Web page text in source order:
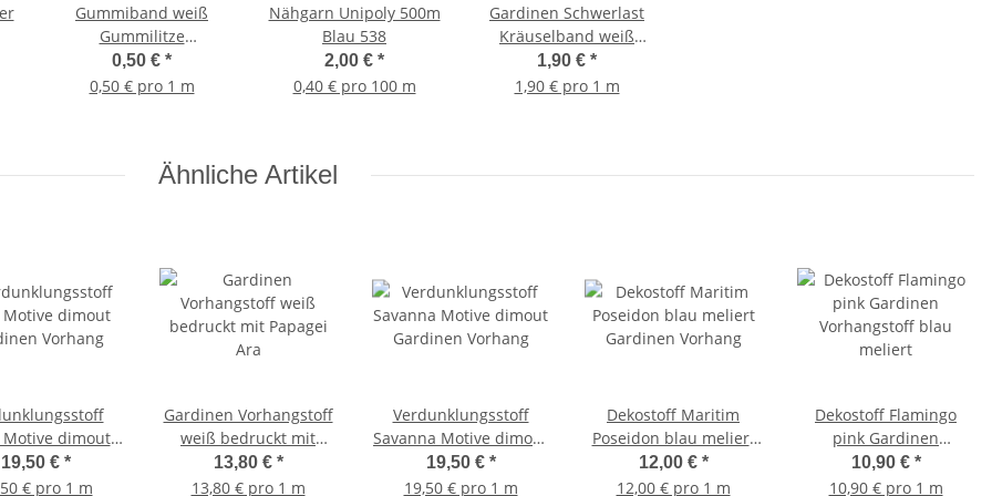
Gummiband weiß
Gummilitze
Maskengummi 5mm
breit Meterware
0,50 € *
0,50 € pro 1 m
Nähgarn Unipoly 500m
Blau 538
2,00 € *
0,40 € pro 100 m
Gardinen Schwerlast
Kräuselband weiß
30mm breit Meterware
1,90 € *
1,90 € pro 1 m
Ähnliche Artikel
Motive dimout
Vorhang
19,50 € *
€ pro 1 m
Gardinen Vorhangstoff
weiß bedruckt mit
Papagei Ara
13,80 € *
13,80 € pro 1 m
Verdunklungsstoff
Savanna Motive dimout
Gardinen Vorhang
19,50 € *
19,50 € pro 1 m
Dekostoff Maritim
Poseidon blau meliert
Gardinen Vorhang
12,00 € *
12,00 € pro 1 m
Dekostoff Flamingo
pink Gardinen
Vorhangstoff blau
meliert
10,90 € *
10,90 € pro 1 m